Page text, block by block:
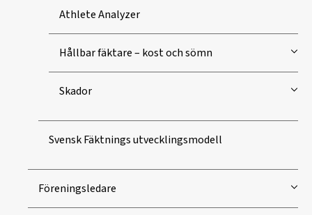
Athlete Analyzer
Hållbar fäktare – kost och sömn
Skador
Svensk Fäktnings utvecklingsmodell
Föreningsledare